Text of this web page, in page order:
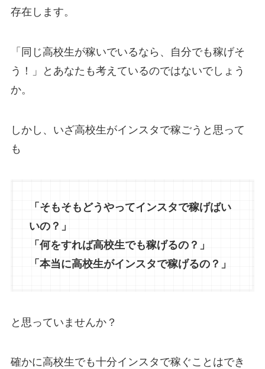
存在します。
「同じ高校生が稼いでいるなら、自分でも稼げそ
う！」とあなたも考えているのではないでしょう
か。
しかし、いざ高校生がインスタで稼ごうと思って
も
「そもそもどうやってインスタで稼げばい
いの？」
「何をすれば高校生でも稼げるの？」
「本当に高校生がインスタで稼げるの？」
と思っていませんか？
確かに高校生でも十分インスタで稼ぐことはでき